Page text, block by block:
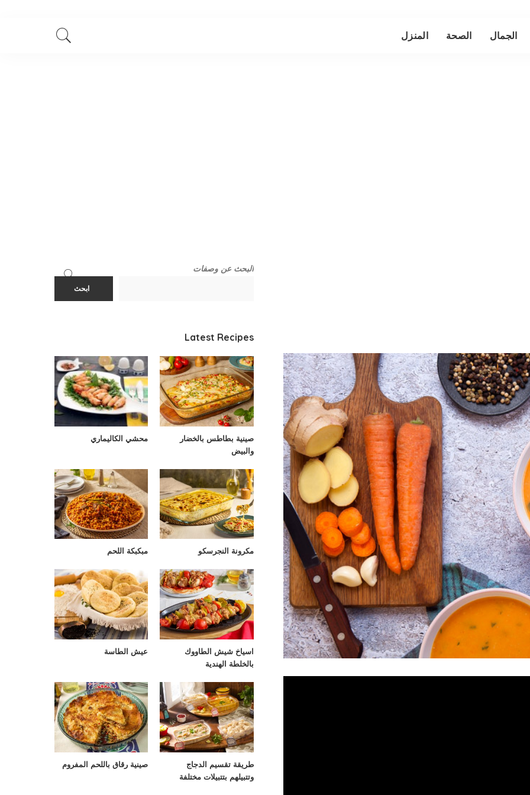
الجمال الصحة المنزل
البحث عن وصفات
ابحث
Latest Recipes
صينية بطاطس بالخضار
والبيض
محشي الكاليماري
مكرونة النجرسكو مبكبكة اللحم
اسياخ شيش الطاووك
بالخلطة الهندية
عيش الطاسة
طريقة تقسيم الدجاج
وتتبيلهم بتتبيلات مختلفة
صينية رقاق باللحم المفروم